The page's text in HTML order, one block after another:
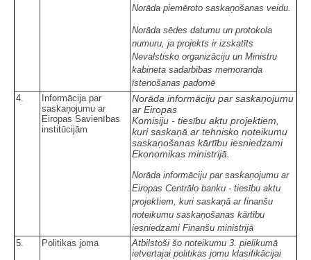
Norāda piemēroto saskaņošanas veidu.
Norāda sēdes datumu un protokola
numuru, ja projekts ir izskatīts
Nevalstisko organizāciju un Ministru
kabineta sadarbības memoranda
īstenošanas padomē
4.
Informācija par
saskaņojumu ar
Eiropas Savienības
institūcijām
Norāda informāciju par saskaņojumu
ar Eiropas
Komisiju - tiesību aktu projektiem,
kuri saskaņā ar tehnisko noteikumu
saskaņošanas kārtību iesniedzami
Ekonomikas ministrijā.
Norāda informāciju par saskaņojumu ar
Eiropas Centrālo banku - tiesību aktu
projektiem, kuri saskaņā ar finanšu
noteikumu saskaņošanas kārtību
iesniedzami Finanšu ministrijā
5.
Politikas joma
Atbilstoši šo noteikumu 3. pielikumā
ietvertajai politikas jomu klasifikācijai